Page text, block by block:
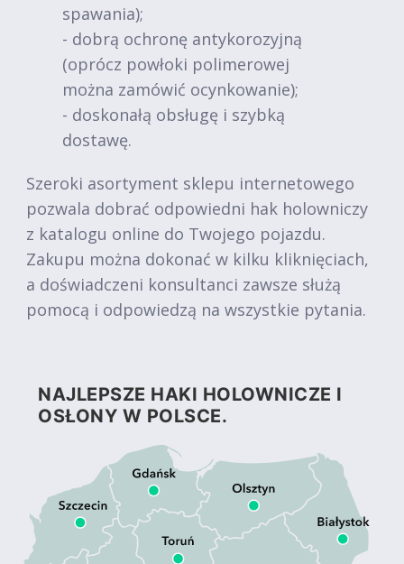
spawania);
- dobrą ochronę antykorozyjną
(oprócz powłoki polimerowej
można zamówić ocynkowanie);
- doskonałą obsługę i szybką
dostawę.
Szeroki asortyment sklepu internetowego
pozwala dobrać odpowiedni hak holowniczy
z katalogu online do Twojego pojazdu.
Zakupu można dokonać w kilku kliknięciach,
a doświadczeni konsultanci zawsze służą
pomocą i odpowiedzą na wszystkie pytania.
NAJLEPSZE HAKI HOLOWNICZE I
OSŁONY W POLSCE.